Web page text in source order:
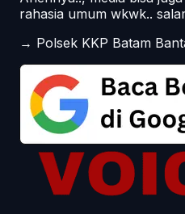
rahasia umum wkwk..
→ Polsek KKP Batam